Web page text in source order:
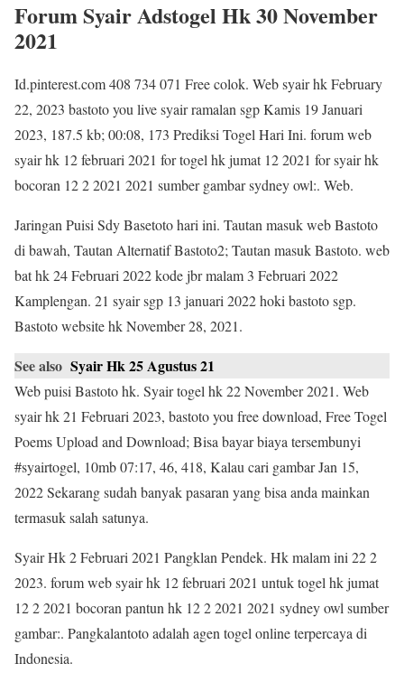
Forum Syair Adstogel Hk 30 November
2021
Id.pinterest.com 408 734 071 Free colok. Web syair hk February
22, 2023 bastoto you live syair ramalan sgp Kamis 19 Januari
2023, 187.5 kb; 00:08, 173 Prediksi Togel Hari Ini. forum web
syair hk 12 februari 2021 for togel hk jumat 12 2021 for syair hk
bocoran 12 2 2021 2021 sumber gambar sydney owl:. Web.
Jaringan Puisi Sdy Basetoto hari ini. Tautan masuk web Bastoto
di bawah, Tautan Alternatif Bastoto2; Tautan masuk Bastoto. web
bat hk 24 Februari 2022 kode jbr malam 3 Februari 2022
Kamplengan. 21 syair sgp 13 januari 2022 hoki bastoto sgp.
Bastoto website hk November 28, 2021.
See also Syair Hk 25 Agustus 21
Web puisi Bastoto hk. Syair togel hk 22 November 2021. Web
syair hk 21 Februari 2023, bastoto you free download, Free Togel
Poems Upload and Download; Bisa bayar biaya tersembunyi
#syairtogel, 10mb 07:17, 46, 418, Kalau cari gambar Jan 15,
2022 Sekarang sudah banyak pasaran yang bisa anda mainkan
termasuk salah satunya.
Syair Hk 2 Februari 2021 Pangklan Pendek. Hk malam ini 22 2
2023. forum web syair hk 12 februari 2021 untuk togel hk jumat
12 2 2021 bocoran pantun hk 12 2 2021 2021 sydney owl sumber
gambar:. Pangkalantoto adalah agen togel online terpercaya di
Indonesia.